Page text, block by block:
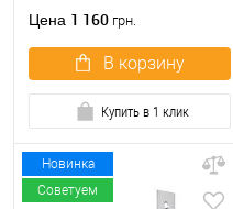
Цена 1 160 грн.
В корзину
Купить в 1 клик
Новинка
Советуем